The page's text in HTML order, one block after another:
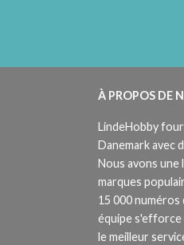
À PROPOS DE
LindeHobby
Danemark avec
Nous avons une
marques
15 000
équipe
le meilleur